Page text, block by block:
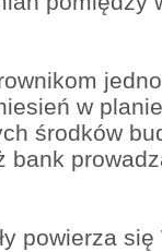
w
środków
bank
powierza się